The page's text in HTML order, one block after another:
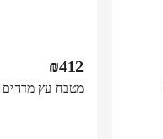
מטבח עץ מדהים
₪412